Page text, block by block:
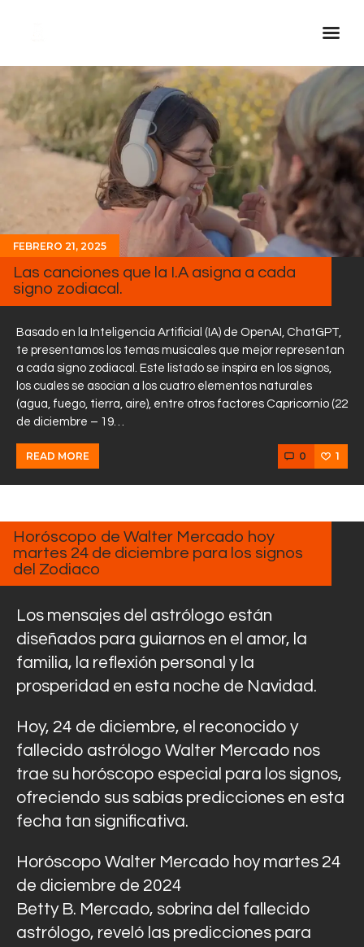
Inicio Real FM
Streaming
En Vivo
Descarga La APP
Programas
Noticias
Equipo
Sobre Nosotros
FEBRERO 21, 2025
Las canciones que la I.A asigna a cada
signo zodiacal.
Basado en la Inteligencia Artificial (IA) de OpenAI, ChatGPT,
te presentamos los temas musicales que mejor representan
a cada signo zodiacal. Este listado se inspira en los signos,
los cuales se asocian a los cuatro elementos naturales
(agua, fuego, tierra, aire), entre otros factores Capricornio (22
de diciembre – 19…
READ MORE 0 1
Horóscopo de Walter Mercado hoy
martes 24 de diciembre para los signos
del Zodiaco
Los mensajes del astrólogo están
diseñados para guiarnos en el amor, la
familia, la reflexión personal y la
prosperidad en esta noche de Navidad.
Hoy, 24 de diciembre, el reconocido y
fallecido astrólogo Walter Mercado nos
trae su horóscopo especial para los signos,
ofreciendo sus sabias predicciones en esta
fecha tan significativa.
Horóscopo Walter Mercado hoy martes 24
de diciembre de 2024
Betty B. Mercado, sobrina del fallecido
astrólogo, reveló las predicciones para